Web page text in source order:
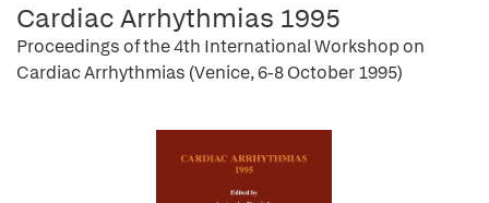
Cardiac Arrhythmias 1995
Proceedings of the 4th International Workshop on
Cardiac Arrhythmias (Venice, 6-8 October 1995)